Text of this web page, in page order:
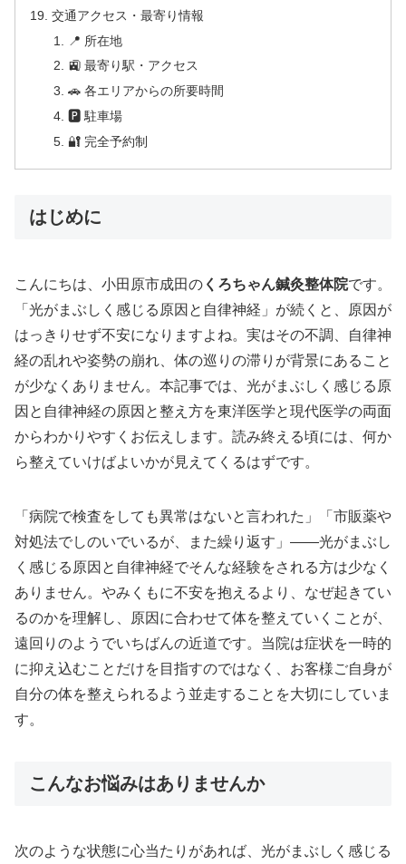
交通アクセス・最寄り情報
📍 所在地
🚉 最寄り駅・アクセス
🚗 各エリアからの所要時間
🅿 駐車場
🔐 完全予約制
はじめに
こんにちは、小田原市成田の くろちゃん鍼灸整体院です。
「光がまぶしく感じる原因と自律神経」が続くと、原因が
はっきりせず不安になりますよね。実はその不調、自律神
経の乱れや姿勢の崩れ、体の巡りの滞りが背景にあること
が少なくありません。本記事では、光がまぶしく感じる原
因と自律神経の原因と整え方を東洋医学と現代医学の両面
からわかりやすくお伝えします。読み終える頃には、何か
ら整えていけばよいかが見えてくるはずです。
「病院で検査をしても異常はないと言われた」「市販薬や
対処法でしのいでいるが、また繰り返す」——光がまぶし
く感じる原因と自律神経でそんな経験をされる方は少なく
ありません。やみくもに不安を抱えるより、なぜ起きてい
るのかを理解し、原因に合わせて体を整えていくことが、
遠回りのようでいちばんの近道です。当院は症状を一時的
に抑え込むことだけを目指すのではなく、お客様ご自身が
自分の体を整えられるよう並走することを大切にしていま
す。
こんなお悩みはありませんか
次のような状態に心当たりがあれば、光がまぶしく感じる